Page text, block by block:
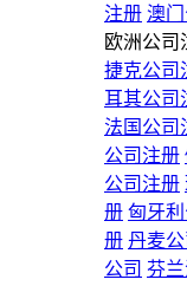
注册 澳
欧洲公司
捷克公司
耳其公司
法国公司
公司注册
公司注册
册 匈牙
册 丹麦
公司 芬